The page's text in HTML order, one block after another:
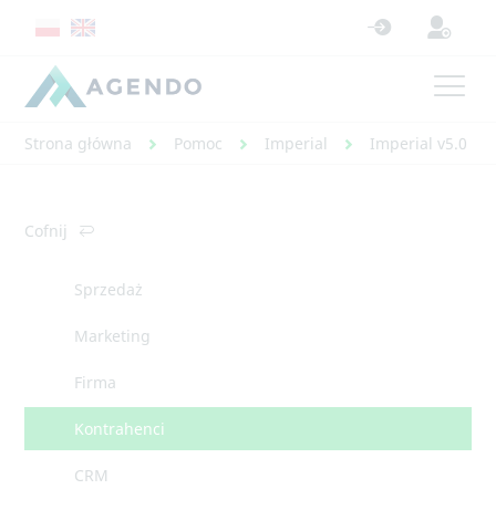
Strona główna Pomoc Imperial Imperial v5.0 -
Cofnij
Sprzedaż
Marketing
Firma
Kontrahenci
CRM